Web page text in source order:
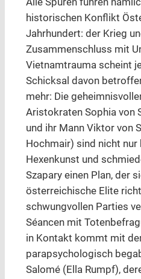
historischen Konflikt
Jahrhundert: der Krieg
Zusammenschluss mit
Vietnamtrauma scheint
Schicksal davon
mehr: Die
Aristokraten Sophia von
und ihr Mann Viktor von
Hochmair) sind nicht nur
Hexenkunst und
Szapary einen Plan, der
österreichische Elite
schwungvollen Parties
Séancen mit
in Kontakt kommt mit
parapsychologisch
Salomé (Ella Rumpf),